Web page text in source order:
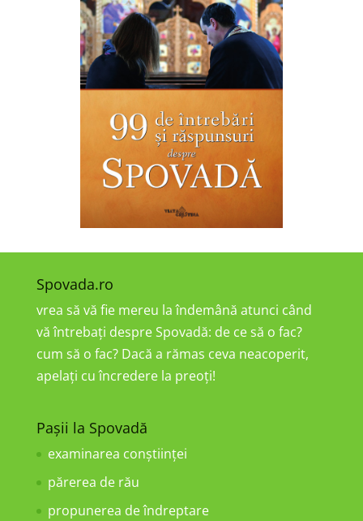
Spovada.ro
vrea să vă fie mereu la îndemână atunci când
vă întrebați despre Spovadă: de ce să o fac?
cum să o fac? Dacă a rămas ceva neacoperit,
apelați cu încredere la preoți!
Pașii la Spovadă
examinarea conştiinţei
părerea de rău
propunerea de îndreptare